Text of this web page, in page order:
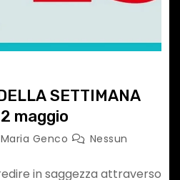
SETTIMANA
maggio
Genco
Nessun
in saggezza attraverso